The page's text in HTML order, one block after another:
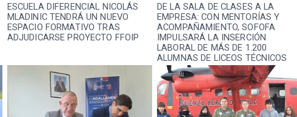
ESCUELA DIFERENCIAL NICOLÁS
MLADINIC TENDRÁ UN NUEVO
ESPACIO FORMATIVO TRAS
ADJUDICARSE PROYECTO FFOIP
DE LA SALA DE CLASES A LA
EMPRESA: CON MENTORÍAS Y
ACOMPAÑAMIENTO, SOFOFA
IMPULSARÁ LA INSERCIÓN
LABORAL DE MÁS DE 1.200
ALUMNAS DE LICEOS TÉCNICOS